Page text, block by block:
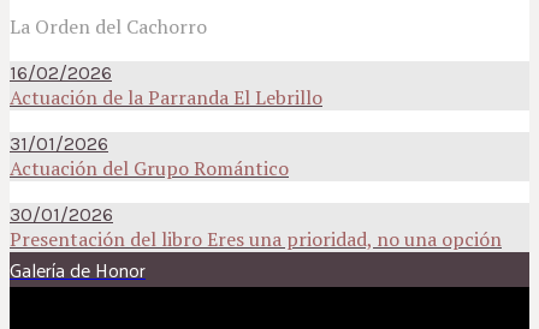
La Orden del Cachorro
16/02/2026
Actuación de la Parranda El Lebrillo
31/01/2026
Actuación del Grupo Romántico
30/01/2026
Presentación del libro Eres una prioridad, no una opción
Galería de Honor